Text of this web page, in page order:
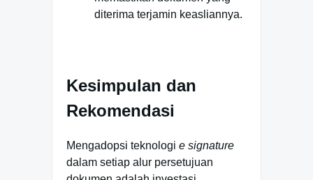
diterima terjamin keasliannya.
Kesimpulan dan
Rekomendasi
Mengadopsi teknologi e signature
dalam setiap alur persetujuan